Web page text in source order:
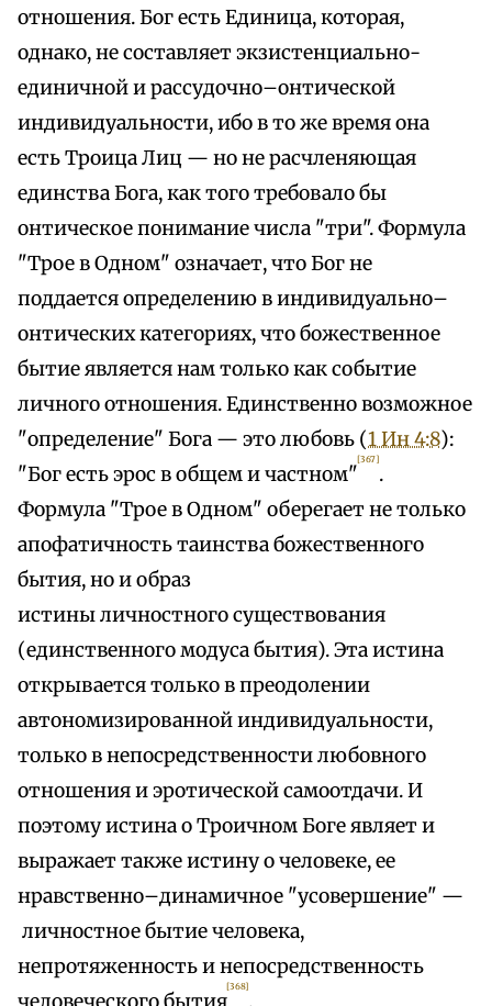
отношения. Бог есть Единица, которая,
однако, не составляет экзистенциально-
единичной и рассудочно–онтической
индивидуальности, ибо в то же время она
есть Троица Лиц — но не расчленяющая
единства Бога, как того требовало бы
онтическое понимание числа "три". Формула
"Трое в Одном" означает, что Бог не
поддается определению в индивидуально–
онтических категориях, что божественное
бытие является нам только как событие
личного отношения. Единственно возможное
"определение" Бога — это любовь (1 Ин 4:8):
"Бог есть эрос в общем и частном"
[367]
.
Формула "Трое в Одном" оберегает не только
апофатичность таинства божественного
бытия, но и образ
истины личностного существования
(единственного модуса бытия). Эта истина
открывается только в преодолении
автономизированной индивидуальности,
только в непосредственности любовного
отношения и эротической самоотдачи. И
поэтому истина о Троичном Боге являет и
выражает также истину о человеке, ее
нравственно–динамичное "усовершение" —
личностное бытие человека,
непротяженность и непосредственность
[368]